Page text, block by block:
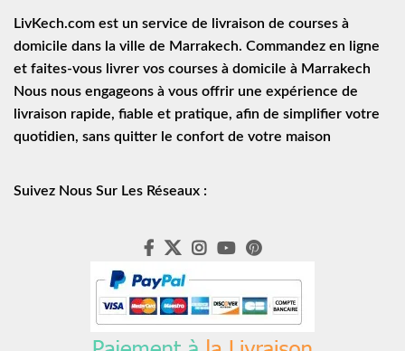
LivKech.com est un service de
livraison de courses à
domicile dans la ville de Marrakech. Commandez en ligne
et faites-vous livrer vos courses à domicile à Marrakech
Nous nous engageons à vous offrir une expérience de
livraison rapide, fiable et pratique, afin de simplifier votre
quotidien, sans quitter le confort de votre maison
Suivez Nous Sur Les Réseaux :